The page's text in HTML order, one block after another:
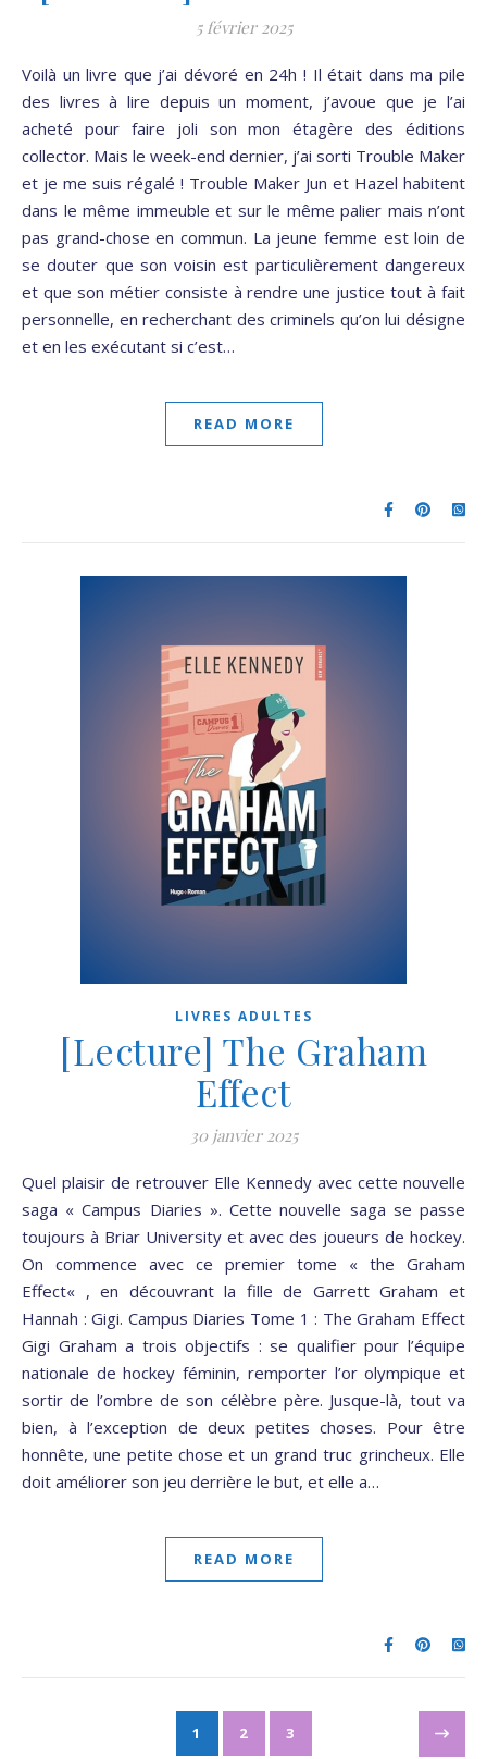
5 février 2025
Voilà un livre que j’ai dévoré en 24h ! Il était dans ma pile
des livres à lire depuis un moment, j’avoue que je l’ai
acheté pour faire joli son mon étagère des éditions
collector. Mais le week-end dernier, j’ai sorti Trouble Maker
et je me suis régalé ! Trouble Maker Jun et Hazel habitent
dans le même immeuble et sur le même palier mais n’ont
pas grand-chose en commun. La jeune femme est loin de
se douter que son voisin est particulièrement dangereux
et que son métier consiste à rendre une justice tout à fait
personnelle, en recherchant des criminels qu’on lui désigne
et en les exécutant si c’est…
READ MORE
LIVRES ADULTES
[Lecture] The Graham
Effect
30 janvier 2025
Quel plaisir de retrouver Elle Kennedy avec cette nouvelle
saga « Campus Diaries ». Cette nouvelle saga se passe
toujours à Briar University et avec des joueurs de hockey.
On commence avec ce premier tome « the Graham
Effect« , en découvrant la fille de Garrett Graham et
Hannah : Gigi. Campus Diaries Tome 1 : The Graham Effect
Gigi Graham a trois objectifs : se qualifier pour l’équipe
nationale de hockey féminin, remporter l’or olympique et
sortir de l’ombre de son célèbre père. Jusque-là, tout va
bien, à l’exception de deux petites choses. Pour être
honnête, une petite chose et un grand truc grincheux. Elle
doit améliorer son jeu derrière le but, et elle a…
READ MORE
1 2 3